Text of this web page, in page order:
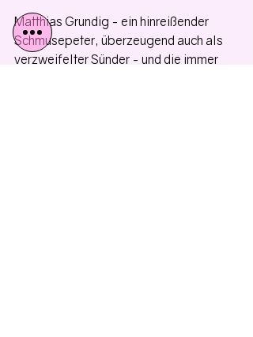
Matthias Grundig - ein hinreißender
Schmusepeter, überzeugend auch als
verzweifelter Sünder - und die immer